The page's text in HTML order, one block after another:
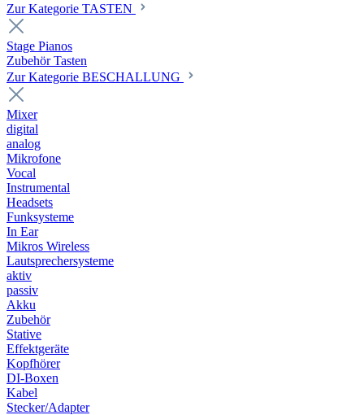
Zur Kategorie TASTEN
Stage Pianos
Zubehör Tasten
Zur Kategorie BESCHALLUNG
Mixer
digital
analog
Mikrofone
Vocal
Instrumental
Headsets
Funksysteme
In Ear
Mikros Wireless
Lautsprechersysteme
aktiv
passiv
Akku
Zubehör
Stative
Effektgeräte
Kopfhörer
DI-Boxen
Kabel
Stecker/Adapter